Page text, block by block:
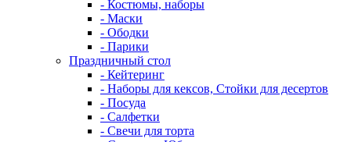
- Костюмы, наборы
- Маски
- Ободки
- Парики
Праздничный стол
- Кейтеринг
- Наборы для кексов, Стойки для десертов
- Посуда
- Салфетки
- Свечи для торта